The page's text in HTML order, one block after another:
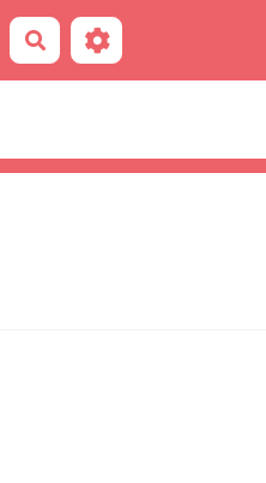
Rechercher